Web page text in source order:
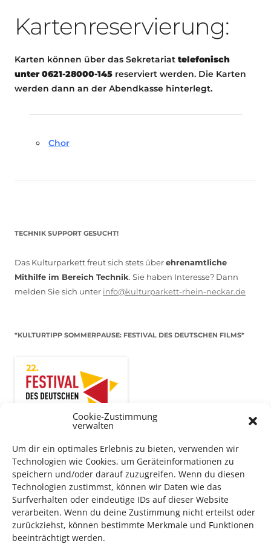
Cookie-Zustimmung
verwalten
Um dir ein optimales Erlebnis zu bieten, verwenden wir
Technologien wie Cookies, um Geräteinformationen zu
speichern und/oder darauf zuzugreifen. Wenn du diesen
Technologien zustimmst, können wir Daten wie das
Surfverhalten oder eindeutige IDs auf dieser Website
verarbeiten. Wenn du deine Zustimmung nicht erteilst oder
zurückziehst, können bestimmte Merkmale und Funktionen
beeinträchtigt werden.
Kartenreservierung:
Karten können über das Sekretariat telefonisch
unter 0621-28000-145 reserviert werden. Die Karten
werden dann an der Abendkasse hinterlegt.
Chor
TECHNIK SUPPORT GESUCHT!
Das Kulturparkett freut sich stets überehrenamtliche
Mithilfe im Bereich Technik. Sie haben Interesse? Dann
melden Sie sich unter info@kulturparkett-rhein-neckar.de
*KULTURTIPP SOMMERPAUSE: FESTIVAL DES DEUTSCHEN FILMS*
Auch dieses Jahr findet wieder dasFestival des deutschen
Filmsin Ludwigshafen statt.
Vom 19. August bist zum 9. Septemberhaben Kulturpass-
Inhaber*innen freien Eintritt